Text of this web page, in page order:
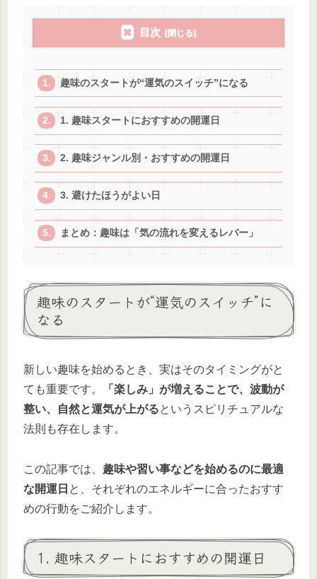
目次
趣味のスタートが“運気のスイッチ”になる
1. 趣味スタートにおすすめの開運日
2. 趣味ジャンル別・おすすめの開運日
3. 避けたほうがよい日
まとめ：趣味は「気の流れを変えるレバー」
趣味のスタートが“運気のスイッチ”に
なる
新しい趣味を始めるとき、実はそのタイミングがと
ても重要です。
「楽しみ」が増えることで、波動が
整い、自然と運気が上がるというスピリチュアルな
法則も存在します。
この記事では、 趣味や習い事などを始めるのに最適
な開運日 と、それぞれのエネルギーに合ったおすす
めの行動をご紹介します。
1. 趣味スタートにおすすめの開運日